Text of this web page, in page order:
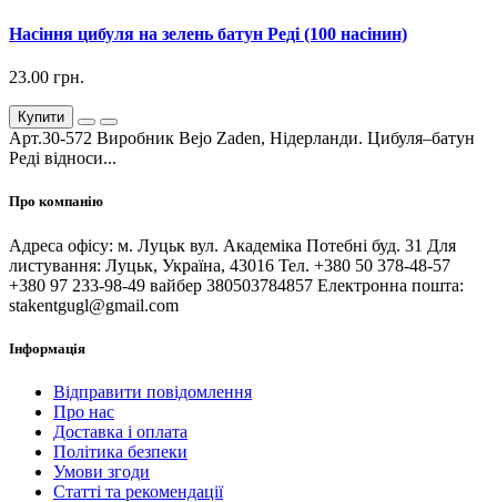
Насіння цибуля на зелень батун Реді (100 насінин)
23.00 грн.
Купити
Арт.30-572 Виробник Bejo Zaden, Нідерланди. Цибуля–батун
Реді відноси...
Про компанію
Адреса офісу: м. Луцьк вул. Академіка Потебні буд. 31 Для
листування: Луцьк, Україна, 43016 Тел. +380 50 378-48-57
+380 97 233-98-49 вайбер 380503784857 Електронна пошта:
stakentgugl@gmail.com
Інформація
Відправити повідомлення
Про нас
Доставка і оплата
Політика безпеки
Умови згоди
Статті та рекомендації